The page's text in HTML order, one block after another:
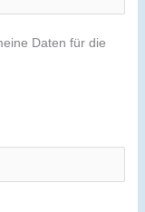
Daten für die